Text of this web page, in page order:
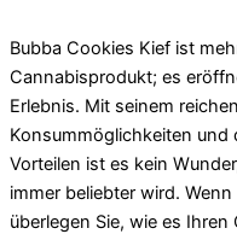
Bubba Cookies Kief ist
Cannabisprodukt; es
Erlebnis. Mit seinem
Konsummöglichkeiten und
Vorteilen ist es kein
immer beliebter wird.
überlegen Sie, wie es